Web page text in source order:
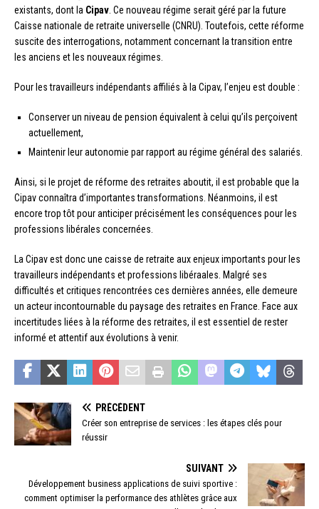
existants, dont la Cipav . Ce nouveau régime serait géré par la future
Caisse nationale de retraite universelle (CNRU). Toutefois, cette réforme
suscite des interrogations, notamment concernant la transition entre
les anciens et les nouveaux régimes.
Pour les travailleurs indépendants affiliés à la Cipav, l’enjeu est double :
Conserver un niveau de pension équivalent à celui qu’ils perçoivent
actuellement,
Maintenir leur autonomie par rapport au régime général des salariés.
Ainsi, si le projet de réforme des retraites aboutit, il est probable que la
Cipav connaîtra d’importantes transformations. Néanmoins, il est
encore trop tôt pour anticiper précisément les conséquences pour les
professions libérales concernées.
La Cipav est donc une caisse de retraite aux enjeux importants pour les
travailleurs indépendants et professions libéraales. Malgré ses
difficultés et critiques rencontrées ces dernières années, elle demeure
un acteur incontournable du paysage des retraites en France. Face aux
incertitudes liées à la réforme des retraites, il est essentiel de rester
informé et attentif aux évolutions à venir.
PRÉCÉDENT
Créer son entreprise de services : les étapes clés pour
réussir
SUIVANT
Développement business applications de suivi sportive :
comment optimiser la performance des athlètes grâce aux